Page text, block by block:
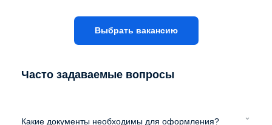
Выбрать вакансию
Часто задаваемые вопросы
Какие документы необходимы для оформления?